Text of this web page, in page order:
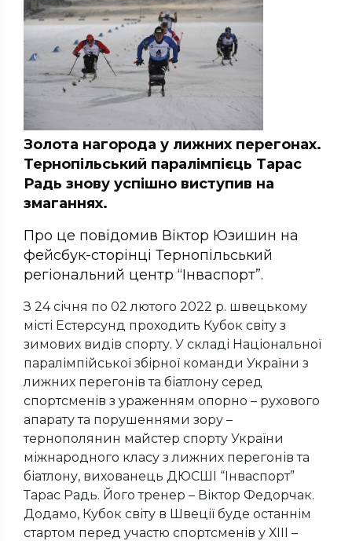
Золота нагорода у лижних перегонах.
Тернопільський паралімпієць Тарас
Радь знову успішно виступив на
змаганнях.
Про це повідомив Віктор Юзишин на
фейсбук-сторінці Тернопільський
регіональний центр “Інваспорт”.
З 24 січня по 02 лютого 2022 р. швецькому
місті Естерсунд проходить Кубок світу з
зимових видів спорту. У складі Національної
паралімпійської збірної команди України з
лижних перегонів та біатлону серед
спортсменів з ураженням опорно – рухового
апарату та порушеннями зору –
тернополянин майстер спорту України
міжнародного класу з лижних перегонів та
біатлону, вихованець ДЮСШІ “Інваспорт”
Тарас Радь. Його тренер – Віктор Федорчак.
Додамо, Кубок світу в Швеції буде останнім
стартом перед участю спортсменів у ХІІІ –